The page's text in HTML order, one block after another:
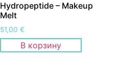
Hydropeptide – Makeup
Melt
51,00€
В корзину